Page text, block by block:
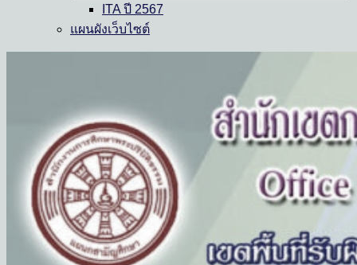
ITA ปี 2567
แผนผังเว็บไซต์